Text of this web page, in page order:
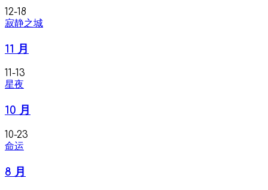
12-18
寂静之城
11 月
11-13
星夜
10 月
10-23
命运
8 月